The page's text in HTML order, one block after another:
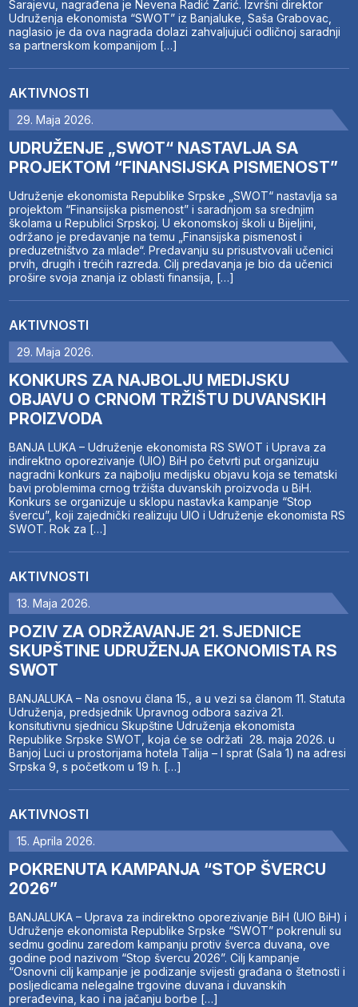
Sarajevu, nagrađena je Nevena Radić Zarić. Izvršni direktor
Udruženja ekonomista “SWOT” iz Banjaluke, Saša Grabovac,
naglasio je da ova nagrada dolazi zahvaljujući odličnoj saradnji
sa partnerskom kompanijom […]
AKTIVNOSTI
29. Maja 2026.
UDRUŽENJE „SWOT“ NASTAVLJA SA
PROJEKTOM “FINANSIJSKA PISMENOST”
Udruženje ekonomista Republike Srpske „SWOT“ nastavlja sa
projektom “Finansijska pismenost” i saradnjom sa srednjim
školama u Republici Srpskoj. U ekonomskoj školi u Bijeljini,
održano je predavanje na temu „Finansijska pismenost i
preduzetništvo za mlade“. Predavanju su prisustvovali učenici
prvih, drugih i trećih razreda. Cilj predavanja je bio da učenici
prošire svoja znanja iz oblasti finansija, […]
AKTIVNOSTI
29. Maja 2026.
KONKURS ZA NAJBOLJU MEDIJSKU
OBJAVU O CRNOM TRŽIŠTU DUVANSKIH
PROIZVODA
BANJA LUKA – Udruženje ekonomista RS SWOT i Uprava za
indirektno oporezivanje (UIO) BiH po četvrti put organizuju
nagradni konkurs za najbolju medijsku objavu koja se tematski
bavi problemima crnog tržišta duvanskih proizvoda u BiH.
Konkurs se organizuje u sklopu nastavka kampanje “Stop
švercu”, koji zajednički realizuju UIO i Udruženje ekonomista RS
SWOT. Rok za […]
AKTIVNOSTI
13. Maja 2026.
POZIV ZA ODRŽAVANJE 21. SJEDNICE
SKUPŠTINE UDRUŽENJA EKONOMISTA RS
SWOT
BANJALUKA – Na osnovu člana 15., a u vezi sa članom 11. Statuta
Udruženja, predsjednik Upravnog odbora saziva 21.
konsitutivnu sjednicu Skupštine Udruženja ekonomista
Republike Srpske SWOT, koja će se održati 28. maja 2026. u
Banjoj Luci u prostorijama hotela Talija – I sprat (Sala 1) na adresi
Srpska 9, s početkom u 19 h. […]
AKTIVNOSTI
15. Aprila 2026.
POKRENUTA KAMPANJA “STOP ŠVERCU
2026”
BANJALUKA – Uprava za indirektno oporezivanje BiH (UIO BiH) i
Udruženje ekonomista Republike Srpske “SWOT” pokrenuli su
sedmu godinu zaredom kampanju protiv šverca duvana, ove
godine pod nazivom “Stop švercu 2026”. Cilj kampanje
“Osnovni cilj kampanje je podizanje svijesti građana o štetnosti i
posljedicama nelegalne trgovine duvana i duvanskih
prerađevina, kao i na jačanju borbe […]